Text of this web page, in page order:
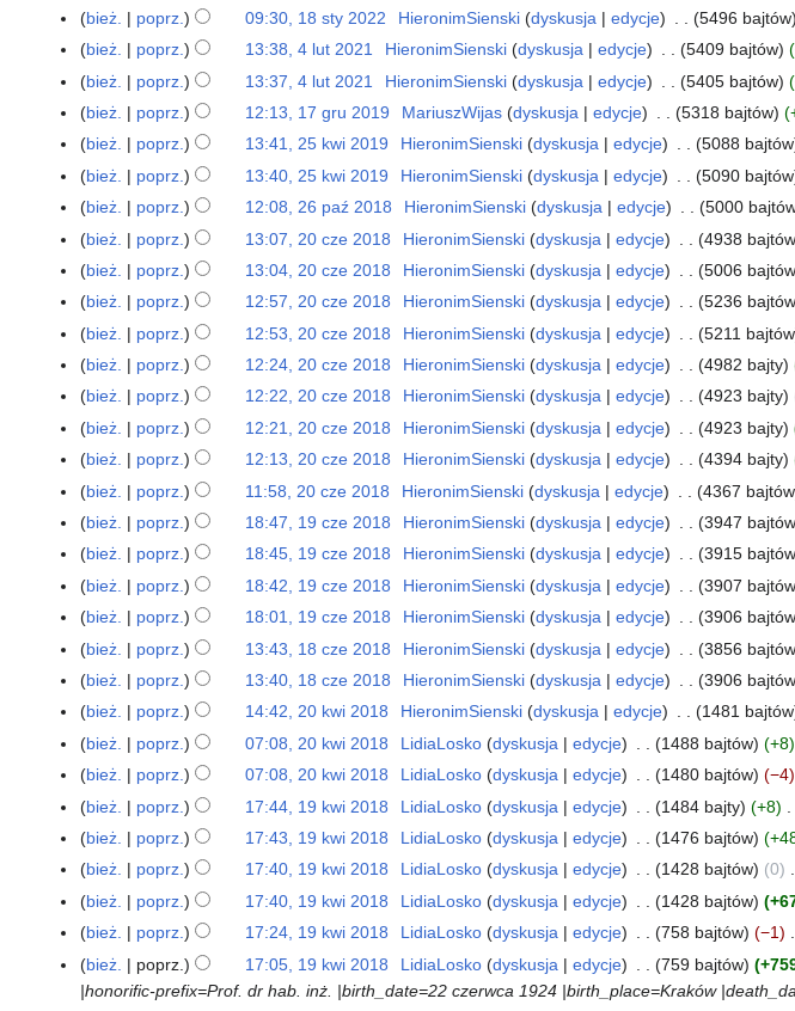
6
2
0
2
1
2
0
2
N
e
p
o
d
a
o
o
p
i
s
z
m
i
a
n
1
8
2
0
2
bież. poprz. 09:30, 18 sty 2022 HieronimSienski dyskusja edycje 5496 bajtów
N
e
p
o
d
a
o
o
p
i
s
z
m
i
a
n
4
0
2
1
bież. poprz. 13:38, 4 lut 2021 HieronimSienski dyskusja edycje 5409 bajtów
N
e
p
o
d
a
o
o
p
i
s
z
m
i
a
n
bież. poprz. 13:37, 4 lut 2021 HieronimSienski dyskusja edycje 5405 bajtów
N
e
p
o
d
a
o
o
p
i
s
z
m
i
a
n
1
7
2
0
1
bież. poprz. 12:13, 17 gru 2019 MariuszWijas dyskusja edycje 5318 bajtów
2
5
2
0
1
bież. poprz. 13:41, 25 kwi 2019 HieronimSienski dyskusja edycje 5088 bajtów
N
e
p
o
d
a
o
o
p
i
s
z
m
i
a
n
bież. poprz. 13:40, 25 kwi 2019 HieronimSienski dyskusja edycje 5090 bajtów
N
e
p
o
d
a
o
o
p
i
s
z
m
i
a
n
2
6
2
0
1
bież. poprz. 12:08, 26 paź 2018 HieronimSienski dyskusja edycje 5000
N
e
p
o
d
a
o
o
p
i
s
z
m
i
a
n
2
0
2
0
1
bież. poprz. 13:07, 20 cze 2018 HieronimSienski dyskusja edycje 4938 bajtów
N
e
p
o
d
a
o
o
p
i
s
z
m
i
a
n
bież. poprz. 13:04, 20 cze 2018 HieronimSienski dyskusja edycje 5006 bajtów
N
e
p
o
d
a
o
o
p
i
s
z
m
i
a
n
bież. poprz. 12:57, 20 cze 2018 HieronimSienski dyskusja edycje 5236 bajtów
N
e
p
o
d
a
o
o
p
i
s
z
m
i
a
n
bież. poprz. 12:53, 20 cze 2018 HieronimSienski dyskusja edycje 5211 bajtów
N
e
p
o
d
a
o
o
p
i
s
z
m
i
a
n
bież. poprz. 12:24, 20 cze 2018 HieronimSienski dyskusja edycje 4982 bajty
N
e
p
o
d
a
o
o
p
i
s
z
m
i
a
n
bież. poprz. 12:22, 20 cze 2018 HieronimSienski dyskusja edycje 4923 bajty
N
e
p
o
d
a
o
o
p
i
s
z
m
i
a
n
bież. poprz. 12:21, 20 cze 2018 HieronimSienski dyskusja edycje 4923 bajty
N
e
p
o
d
a
o
o
p
i
s
z
m
i
a
n
bież. poprz. 12:13, 20 cze 2018 HieronimSienski dyskusja edycje 4394 bajty
N
e
p
o
d
a
o
o
p
i
s
z
m
i
a
n
bież. poprz. 11:58, 20 cze 2018 HieronimSienski dyskusja edycje 4367 bajtów
N
e
p
o
d
a
o
o
p
i
s
z
m
i
a
n
1
9
2
0
1
bież. poprz. 18:47, 19 cze 2018 HieronimSienski dyskusja edycje 3947 bajtów
N
e
p
o
d
a
o
o
p
i
s
z
m
i
a
bież. poprz. 18:45, 19 cze 2018 HieronimSienski dyskusja edycje 3915 bajtów
N
e
p
o
d
a
o
o
p
i
s
z
m
i
bież. poprz. 18:42, 19 cze 2018 HieronimSienski dyskusja edycje 3907 bajtów
N
e
p
o
d
a
o
o
p
i
s
z
m
bież. poprz. 18:01, 19 cze 2018 HieronimSienski dyskusja edycje 3906 bajtów
N
e
p
o
d
a
o
o
p
i
s
u
1
8
2
0
1
bież. poprz. 13:43, 18 cze 2018 HieronimSienski dyskusja edycje 3856 bajtów
N
e
p
o
d
a
o
o
p
i
s
bież. poprz. 13:40, 18 cze 2018 HieronimSienski dyskusja edycje 3906 bajtów
N
e
p
o
d
a
o
o
p
2
0
2
0
1
bież. poprz. 14:42, 20 kwi 2018 HieronimSienski dyskusja edycje 1481 bajtów
N
e
p
o
d
a
o
o
p
bież. poprz. 07:08, 20 kwi 2018 LidiaLosko dyskusja edycje 1488 bajtów
+8
N
e
p
o
d
a
o
o
bież. poprz. 07:08, 20 kwi 2018 LidiaLosko dyskusja edycje 1480 bajtów
−4
N
e
p
o
d
a
n
1
9
2
0
bież. poprz. 17:44, 19 kwi 2018 LidiaLosko dyskusja edycje 1484 bajty
+8
N
e
p
o
d
a
bież. poprz. 17:43, 19 kwi 2018 LidiaLosko dyskusja edycje 1476 bajtów
bież.
poprz. 17:40, 19 kwi 2018 LidiaLosko dyskusja edycje 1428 bajtów
0
N
e
p
o
bież. poprz. 17:40, 19 kwi 2018 LidiaLosko dyskusja edycje 1428 bajtów
N
e
p
bież. poprz. 17:24, 19 kwi 2018 LidiaLosko dyskusja edycje 758 bajtów
−1
N
i
bież. poprz. 17:05, 19 kwi 2018 LidiaLosko dyskusja edycje 759 bajtów
|honorific-prefix=Prof. dr hab. inż. |birth_date=22 czerwca 1924 |birth_place=Kraków